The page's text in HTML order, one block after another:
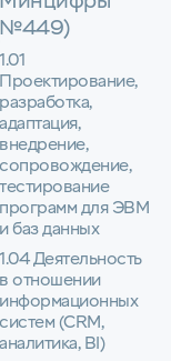
№449)
1.01
Проектирование,
разработка,
адаптация,
внедрение,
сопровождение,
тестирование
программ для ЭВМ
и баз данных
1.04 Деятельность
в отношении
информационных
систем (CRM,
аналитика, BI)